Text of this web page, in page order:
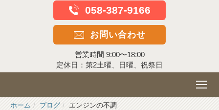
058-387-9166
お問い合わせ
営業時間 9:00〜18:00
定休日：第2土曜、日曜、祝祭日
ホーム ブログ エンジンの不調